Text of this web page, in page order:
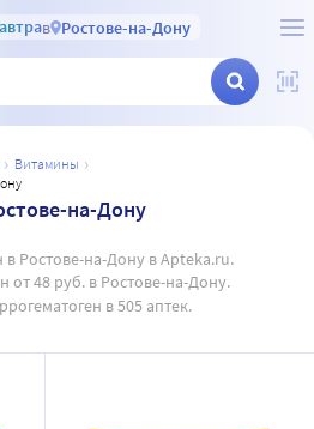
в Ростове-на-Дону
витамины
на-Дону
в Ростове-на-Дону в Apteka.ru.
от 48 руб. в Ростове-на-Дону.
в 505 аптек.